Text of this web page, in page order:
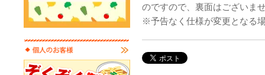
のですので、裏面はございま
※予告なく仕様が変更となる